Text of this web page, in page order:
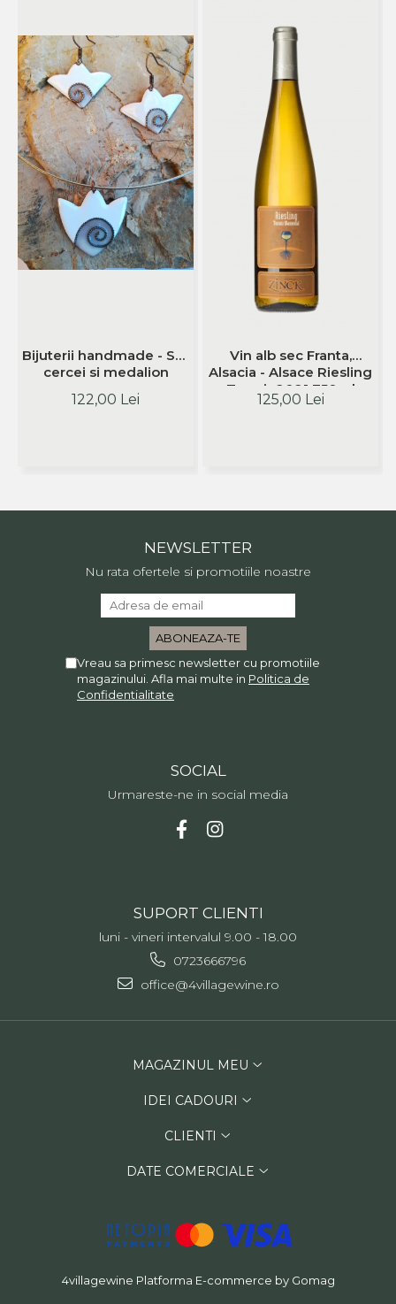
Bijuterii handmade - Set
cercei si medalion
122,00 Lei
Vin alb sec Franta,
Alsacia - Alsace Riesling
Terroir 2021 750ml
Philippe Zinck -
125,00 Lei
NEWSLETTER
Nu rata ofertele si promotiile noastre
Vreau sa primesc newsletter cu promotiile
magazinului. Afla mai multe in Politica de
Confidentialitate
SOCIAL
Urmareste-ne in social media
SUPORT CLIENTI
luni - vineri intervalul 9.00 - 18.00
0723666796
office@4villagewine.ro
MAGAZINUL MEU
IDEI CADOURI
CLIENTI
DATE COMERCIALE
4villagewine Platforma E-commerce by Gomag